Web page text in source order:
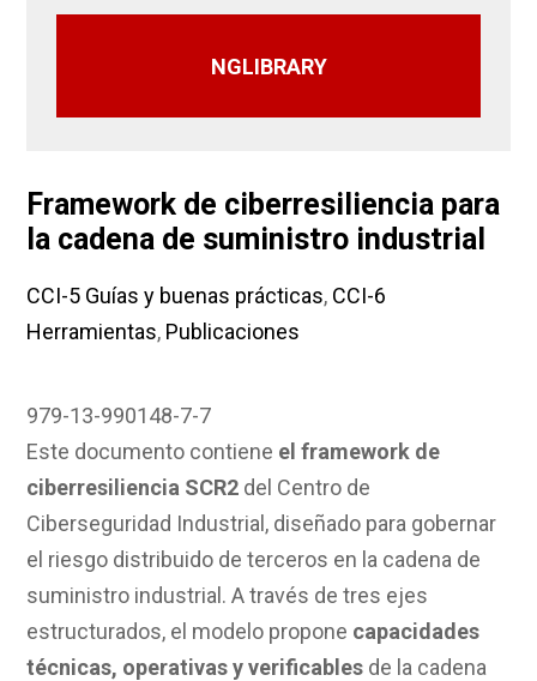
NGLIBRARY
Framework de ciberresiliencia para
la cadena de suministro industrial
CCI-5 Guías y buenas prácticas, CCI-6
Herramientas, Publicaciones
979-13-990148-7-7
Este documento contiene el framework de
ciberresiliencia SCR2 del Centro de
Ciberseguridad Industrial, diseñado para gobernar
el riesgo distribuido de terceros en la cadena de
suministro industrial .A través de tres ejes
estructurados, el modelo propone capacidades
técnicas, operativas y verificables de la cadena